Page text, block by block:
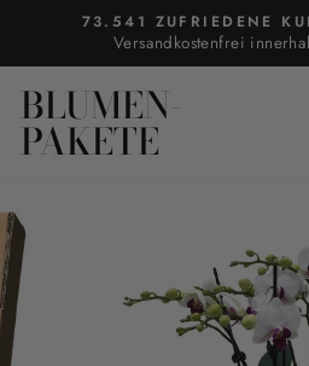
Inhalt
73.541 ZUFRIEDENE
Versandkostenfrei
BLUMEN-
PAKETE